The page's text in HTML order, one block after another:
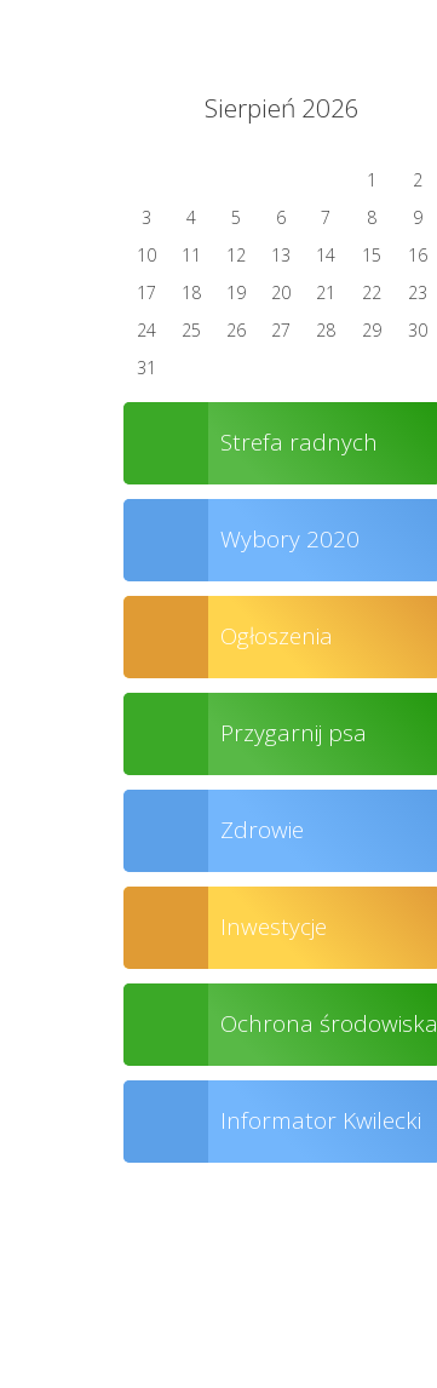
Sierpień 2026
1
2
3
4 5 6 7 8
9
10
11 12 13 14 15
16
17
18 19 20 21 22
23
24
25 26 27 28 29
30
31
Strefa radnych
Wybory 2020
Ogłoszenia
Przygarnij psa
Zdrowie
Inwestycje
Ochrona środowiska
Informator Kwilecki